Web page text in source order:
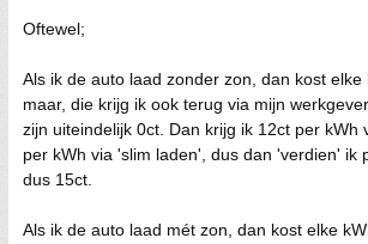
Oftewel;
Als ik de auto laad zonder zon, dan kost elke
maar, die krijg ik ook terug via mijn
zijn uiteindelijk 0ct. Dan krijg ik 12ct per kWh
per kWh via 'slim laden', dus dan 'verdien' ik
dus 15ct.
Als ik de auto laad mét zon, dan kost elke